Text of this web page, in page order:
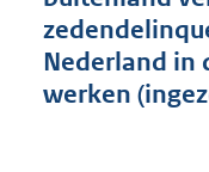
Nederland in
werken